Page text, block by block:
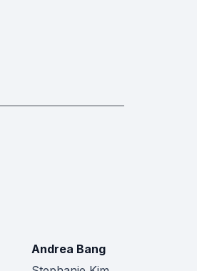
Andrea Bang